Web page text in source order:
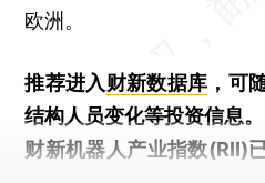
欧洲。
推荐进入财新数据库 ，可
结构人员变化等投资信息。
财新机器人产业指数(RII)